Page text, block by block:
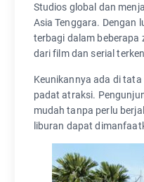
Studios global dan
Asia Tenggara. Dengan
terbagi dalam
dari film dan serial
Keunikannya ada di
padat atraksi.
mudah tanpa perlu
liburan dapat